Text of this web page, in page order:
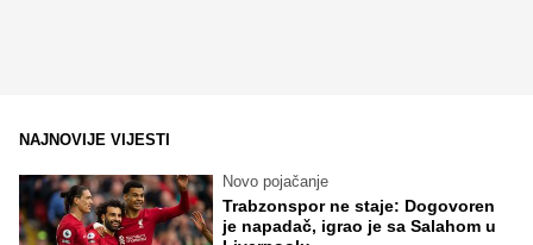
NAJNOVIJE VIJESTI
Novo pojačanje
Trabzonspor ne staje: Dogovoren
je napadač, igrao je sa Salahom u